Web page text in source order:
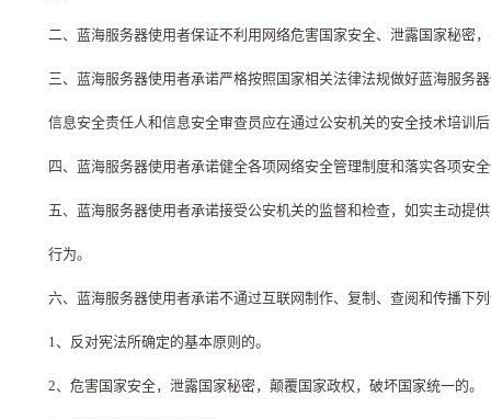
二、蓝海服务器使用者保证不利用网络危害国家安全、泄露国家秘密
三、蓝海服务器使用者承诺严格按照国家相关法律法规做好蓝海服务
信息安全责任人和信息安全审查员应在通过公安机关的安全技术培训
四、蓝海服务器使用者承诺健全各项网络安全管理制度和落实各项安
五、蓝海服务器使用者承诺接受公安机关的监督和检查，如实主动提
行为。
六、蓝海服务器使用者承诺不通过互联网制作、复制、查阅和传播下
1、反对宪法所确定的基本原则的。
2、危害国家安全，泄露国家秘密，颠覆国家政权，破坏国家统一的。